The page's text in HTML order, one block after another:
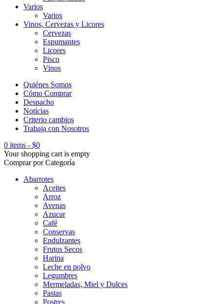
Varios
Varios
Vinos, Cervezas y Licores
Cervezas
Espumantes
Licores
Pisco
Vinos
Quiénes Somos
Cómo Comprar
Despacho
Noticias
Criterio cambios
Trabaja con Nosotros
0 items - $0
Your shopping cart is empty
Comprar por Categoría
Abarrotes
Aceites
Arroz
Avenas
Azucar
Café
Conservas
Endulzantes
Frutos Secos
Harina
Leche en polvo
Legumbres
Mermeladas, Miel y Dulces
Pastas
Postres